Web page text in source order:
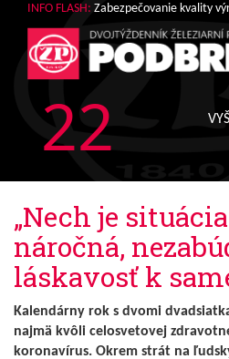
INFO FLASH: Zabezpečovanie kvality
22
„Nech je
náročná,
láskavosť k
Kalendárny rok s dvomi
najmä kvôli celosvetovej
koronavírus. Okrem strát na